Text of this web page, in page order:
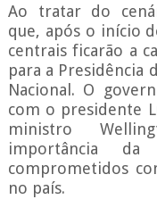
Ao tratar do
que, após o início
centrais ficarão a
para a Presidência
Nacional. O
com o presidente
ministro
importância da
comprometidos
no país.